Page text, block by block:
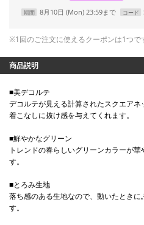
期間 8月10日 (Mon) 23:59まで コード
※1回のご注文に使えるクーポンは1つで
商品説明
■美デコルテ
デコルテが見える計算されたスクエアネ
着こなしに抜け感を与えてくれます。
■鮮やかなグリーン
トレンドの春らしいグリーンカラーが
す。
■とろみ生地
落ち感のある生地なので、動いたとき
す。